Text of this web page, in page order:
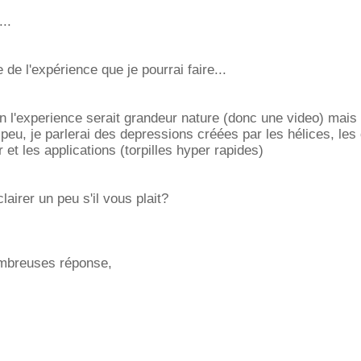
de l'expérience que je pourrai faire...
l'experience serait grandeur nature (donc une video) mais
je parlerai des depressions créées par les hélices, les
et les applications (torpilles hyper rapides)
un peu s'il vous plait?
réponse,